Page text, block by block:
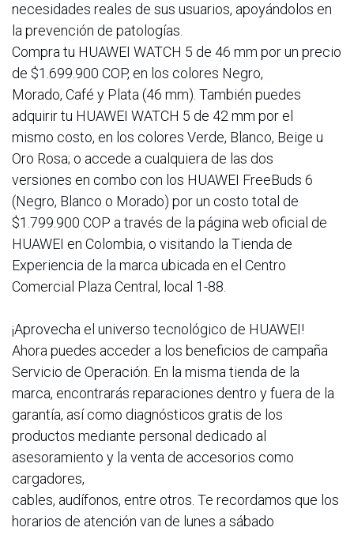
necesidades reales de sus usuarios, apoyándolos en
la prevención de patologías.
Compra tu HUAWEI WATCH 5 de 46 mm por un precio
de $1.699.900 COP, en los colores Negro,
Morado, Café y Plata (46 mm). También puedes
adquirir tu HUAWEI WATCH 5 de 42 mm por el
mismo costo, en los colores Verde, Blanco, Beige u
Oro Rosa; o accede a cualquiera de las dos
versiones en combo con los HUAWEI FreeBuds 6
(Negro, Blanco o Morado) por un costo total de
$1.799.900 COP a través de la página web oficial de
HUAWEI en Colombia, o visitando la Tienda de
Experiencia de la marca ubicada en el Centro
Comercial Plaza Central, local 1-88.
¡Aprovecha el universo tecnológico de HUAWEI!
Ahora puedes acceder a los beneficios de campaña
Servicio de Operación. En la misma tienda de la
marca, encontrarás reparaciones dentro y fuera de la
garantía, así como diagnósticos gratis de los
productos mediante personal dedicado al
asesoramiento y la venta de accesorios como
cargadores,
cables, audífonos, entre otros. Te recordamos que los
horarios de atención van de lunes a sábado